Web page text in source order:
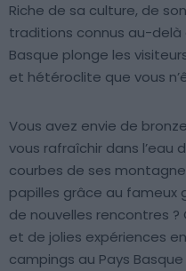
Riche de sa culture, de
traditions connus au-delà
Basque plonge les
et hétéroclite que vous
Vous avez envie de
vous rafraîchir dans l’eau
courbes de ses
papilles grâce au
de nouvelles rencontres
et de jolies expériences
campings au Pays Basque